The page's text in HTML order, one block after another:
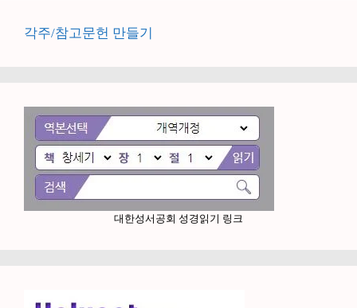
각주/참고문헌 만들기
대한성서공회 성경읽기 링크